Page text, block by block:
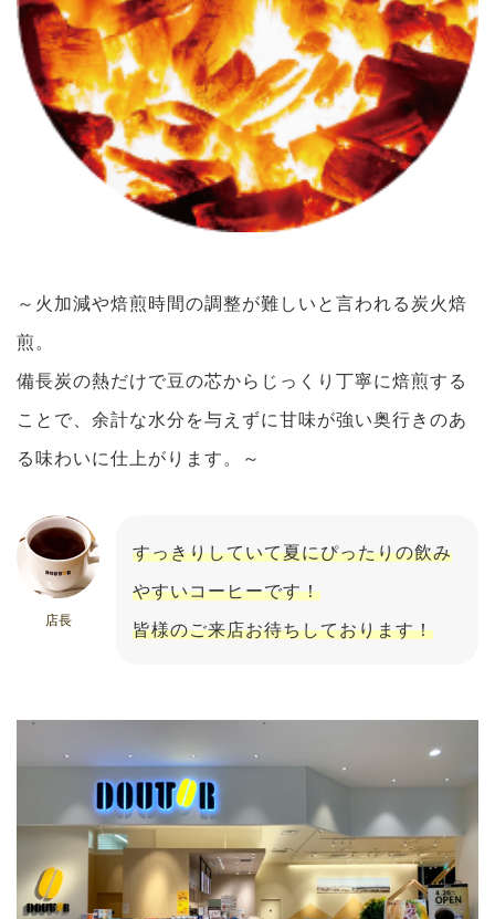
～火加減や焙煎時間の調整が難しいと言われる炭火焙
煎。
備長炭の熱だけで豆の芯からじっくり丁寧に焙煎する
ことで、余計な水分を与えずに甘味が強い奥行きのあ
る味わいに仕上がります。～
店長
すっきりしていて夏にぴったりの飲み
やすいコーヒーです！
皆様のご来店お待ちしております！